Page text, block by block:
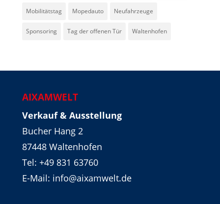
Mobilitätstag Mopedauto Neufahrzeuge
Sponsoring Tag der offenen Tür Waltenhofen
AIXAMWELT
Verkauf & Ausstellung
Bucher Hang 2
87448 Waltenhofen
Tel: +49 831 63760
E-Mail: info@aixamwelt.de